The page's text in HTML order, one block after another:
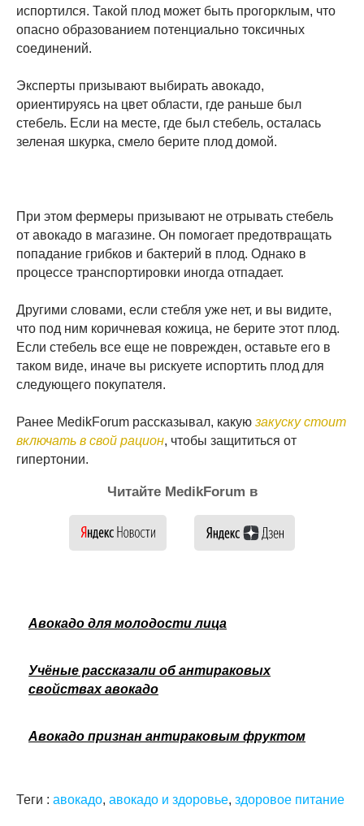
испортился. Такой плод может быть прогорклым, что
опасно образованием потенциально токсичных
соединений.
Эксперты призывают выбирать авокадо,
ориентируясь на цвет области, где раньше был
стебель. Если на месте, где был стебель, осталась
зеленая шкурка, смело берите плод домой.
При этом фермеры призывают не отрывать стебель
от авокадо в магазине. Он помогает предотвращать
попадание грибков и бактерий в плод. Однако в
процессе транспортировки иногда отпадает.
Другими словами, если стебля уже нет, и вы видите,
что под ним коричневая кожица, не берите этот плод.
Если стебель все еще не поврежден, оставьте его в
таком виде, иначе вы рискуете испортить плод для
следующего покупателя.
Ранее MedikForum рассказывал, какую закуску стоит
включать в свой рацион, чтобы защититься от
гипертонии.
Читайте MedikForum в
Авокадо для молодости лица
Учёные рассказали об антираковых
свойствах авокадо
Авокадо признан антираковым фруктом
Теги : авокадо, авокадо и здоровье, здоровое питание